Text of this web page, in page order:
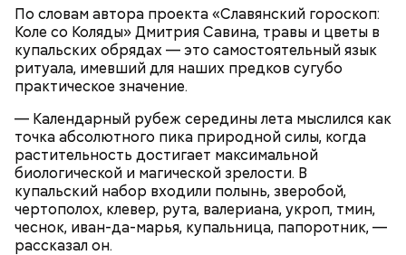
По словам автора проекта «Славянский гороскоп:
Коле со Коляды» Дмитрия Савина, травы и цветы в
купальских обрядах — это самостоятельный язык
ритуала, имевший для наших предков сугубо
практическое значение.
— Календарный рубеж середины лета мыслился как
точка абсолютного пика природной силы, когда
растительность достигает максимальной
биологической и магической зрелости. В
купальский набор входили полынь, зверобой,
чертополох, клевер, рута, валериана, укроп, тмин,
чеснок, иван-да-марья, купальница, папоротник, —
рассказал он.
Грибным дождем называют те осадки, которые
выпадают в солнечную погоду. Считается, что
после них в лесу появляется много грибов, поэтому